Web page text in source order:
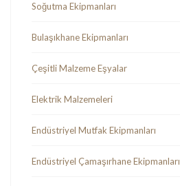
Soğutma Ekipmanları
Bulaşıkhane Ekipmanları
Çeşitli Malzeme Eşyalar
Elektrik Malzemeleri
Endüstriyel Mutfak Ekipmanları
Endüstriyel Çamaşırhane Ekipmanları